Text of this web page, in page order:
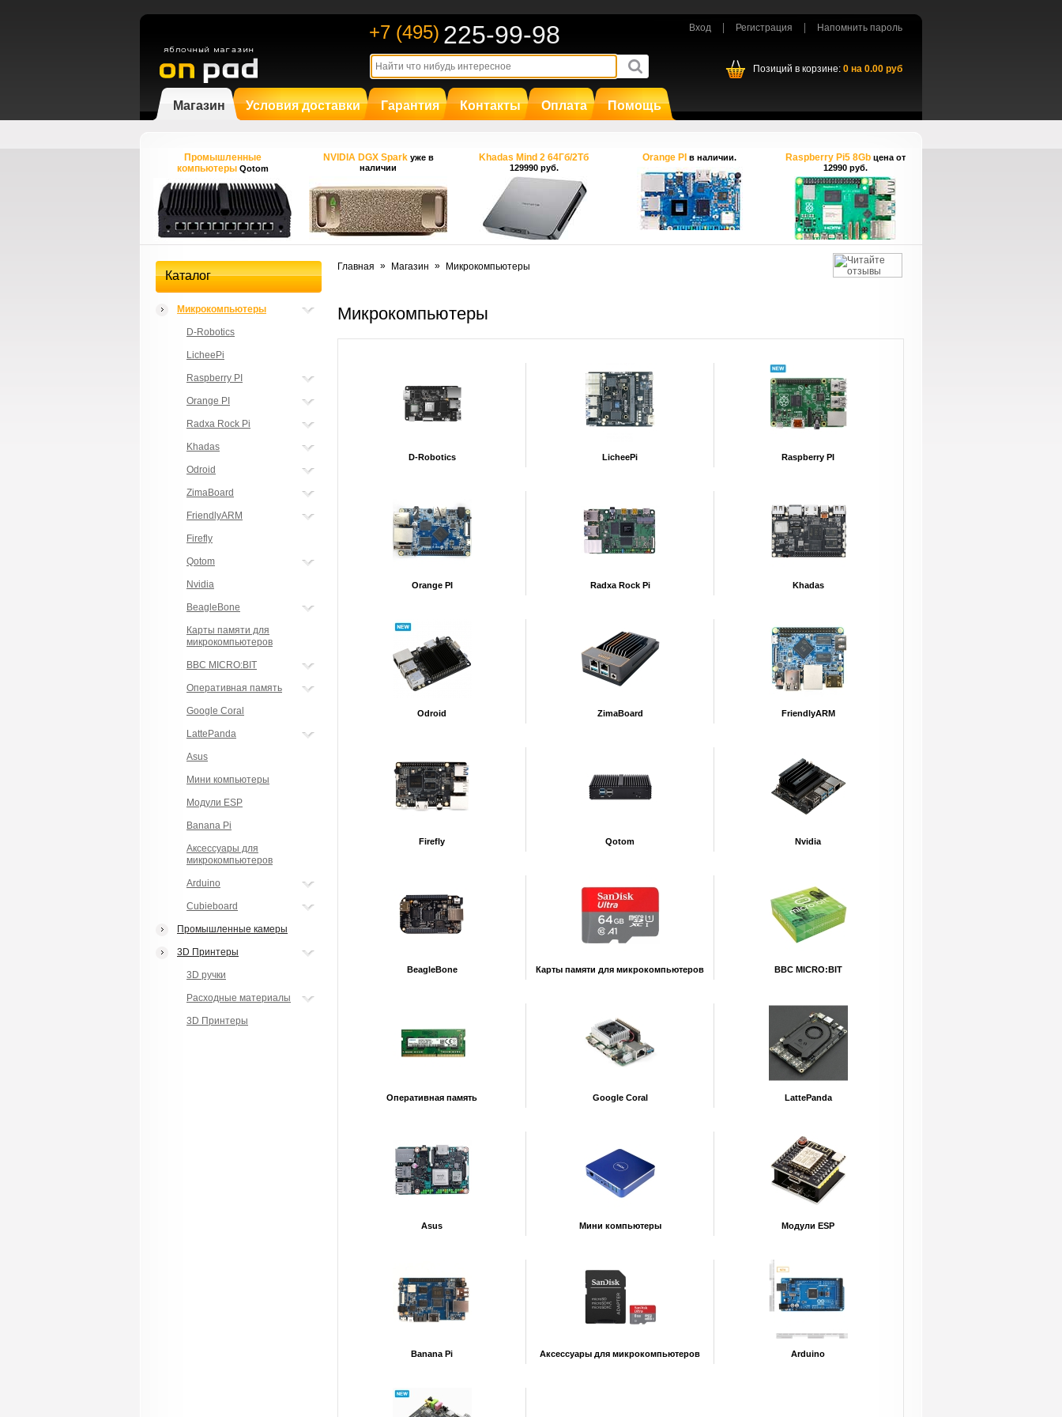
Вход Регистрация Напомнить пароль
+7 (495) 225-99-98
Позиций в корзине: 0 на 0.00 руб
Магазин Условия доставки Гарантия Контакты Оплата Помощь
Промышленные
компьютерыQotom
NVIDIA DGX Spark уже в
наличии
Khadas Mind 2 64Гб/2Тб
129990 руб.
Orange PI в наличии. Raspberry Pi5 8Gb цена от
12990 руб.
Каталог
Микрокомпьютеры
D-Robotics
LicheePi
Raspberry PI
Orange PI
Radxa Rock Pi
Khadas
Odroid
ZimaBoard
FriendlyARM
Firefly
Qotom
Nvidia
BeagleBone
Карты памяти для
микрокомпьютеров
BBC MICRO:BIT
Оперативная память
Google Coral
LattePanda
Asus
Мини компьютеры
Модули ESP
Banana Pi
Аксессуары для
микрокомпьютеров
Arduino
Cubieboard
Промышленные камеры
3D Принтеры
3D ручки
Расходные материалы
3D Принтеры
Главная » Магазин » Микрокомпьютеры
Микрокомпьютеры
D-Robotics LicheePi Raspberry PI
Orange PI Radxa Rock Pi Khadas
Odroid ZimaBoard FriendlyARM
Firefly Qotom Nvidia
BeagleBone Карты памяти для микрокомпьютеров BBC MICRO:BIT
Оперативная память Google Coral LattePanda
Asus Мини компьютеры Модули ESP
Banana Pi Аксессуары для микрокомпьютеров Arduino